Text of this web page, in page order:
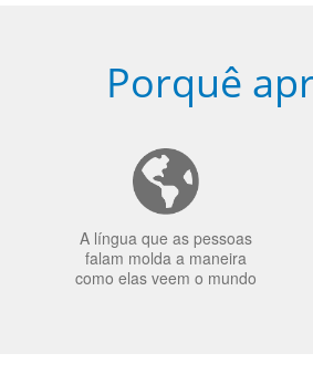
Porquê
A língua que as pessoas
falam molda a maneira
como elas veem o mundo